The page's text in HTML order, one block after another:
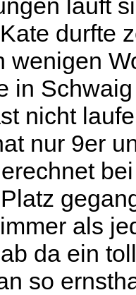
läuft
durfte
wenigen
in
nicht
nur 9er
als
da ein
so